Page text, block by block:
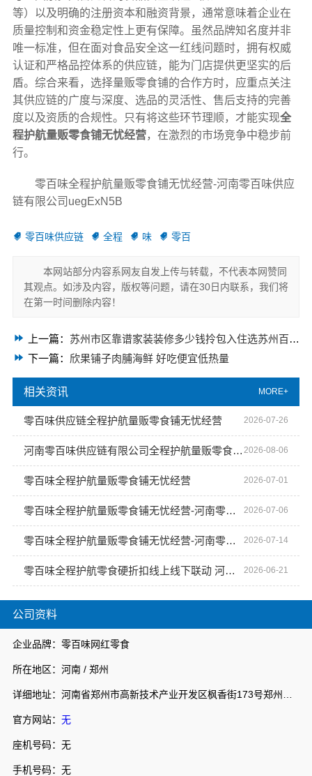
公司资料
企业品牌：零百味网红零食
所在地区：河南 / 郑州
官方网站： 无
座机号码：无
手机号码：无
等）以及明确的注册资本和融资背景，通常意味着企业在
质量控制和资金稳定性上更有保障。虽然品牌知名度并非
唯一标准，但在面对食品安全这一红线问题时，拥有权威
认证和严格品控体系的供应链，能为门店提供更坚实的后
盾。综合来看，选择量贩零食铺的合作方时，应重点关注
其供应链的广度与深度、选品的灵活性、售后支持的完善
度以及资质的合规性。只有将这些环节理顺，才能实现全
程护航量贩零食铺无忧经营，在激烈的市场竞争中稳步前
行。
零百味全程护航量贩零食铺无忧经营-河南零百味供应
链有限公司uegExN5B
零百味供应链 全程 味 零百
本网站部分内容系网友自发上传与转载，不代表本网赞同
其观点。如涉及内容，版权等问题，请在30日内联系，我们将
在第一时间删除内容！
上一篇： 苏州市区靠谱家装装修多少钱拎包入住选苏州百年豪庭
下一篇： 欣果铺子肉脯海鲜 好吃便宜低热量
相关资讯 MORE+
零百味供应链全程护航量贩零食铺无忧经营 2026-07-26
河南零百味供应链有限公司全程护航量贩零食铺无忧经营 2026-08-06
零百味全程护航量贩零食铺无忧经营 2026-07-01
零百味全程护航量贩零食铺无忧经营-河南零百味供应链有限公司 2026-07-06
零百味全程护航量贩零食铺无忧经营-河南零百味供应链有限公司 2026-07-14
零百味全程护航零食硬折扣线上线下联动 河南零百味供应链有限公司赋能 2026-06-21